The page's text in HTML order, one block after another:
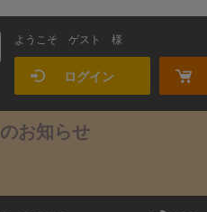
ようこそ ゲスト 様
ログイン
お知らせ